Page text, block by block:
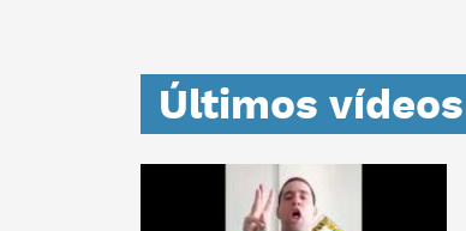
Últimos vídeos